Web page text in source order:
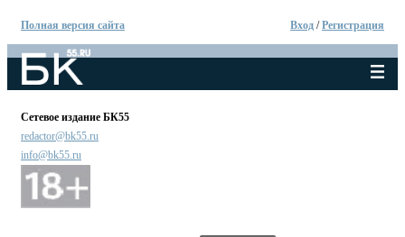
Полная версия сайта Вход /Регистрация
Сетевое издание БК55
redactor@bk55.ru
info@bk55.ru